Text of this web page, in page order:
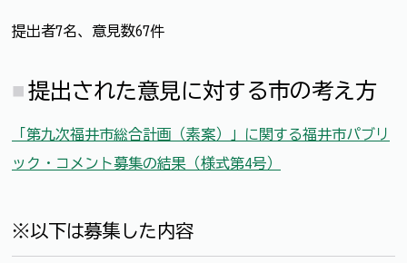
提出者7名、意見数67件
提出された意見に対する市の考え方
「第九次福井市総合計画（素案）」に関する福井市パブリ
ック・コメント募集の結果（様式第4号）
※以下は募集した内容